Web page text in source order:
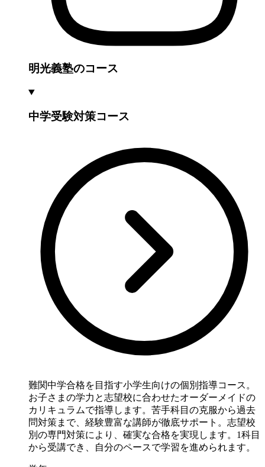
明光義塾のコース
中学受験対策コース
難関中学合格を目指す小学生向けの個別指導コース。
お子さまの学力と志望校に合わせたオーダーメイドの
カリキュラムで指導します。苦手科目の克服から過去
問対策まで、経験豊富な講師が徹底サポート。志望校
別の専門対策により、確実な合格を実現します。1科目
から受講でき、自分のペースで学習を進められます。